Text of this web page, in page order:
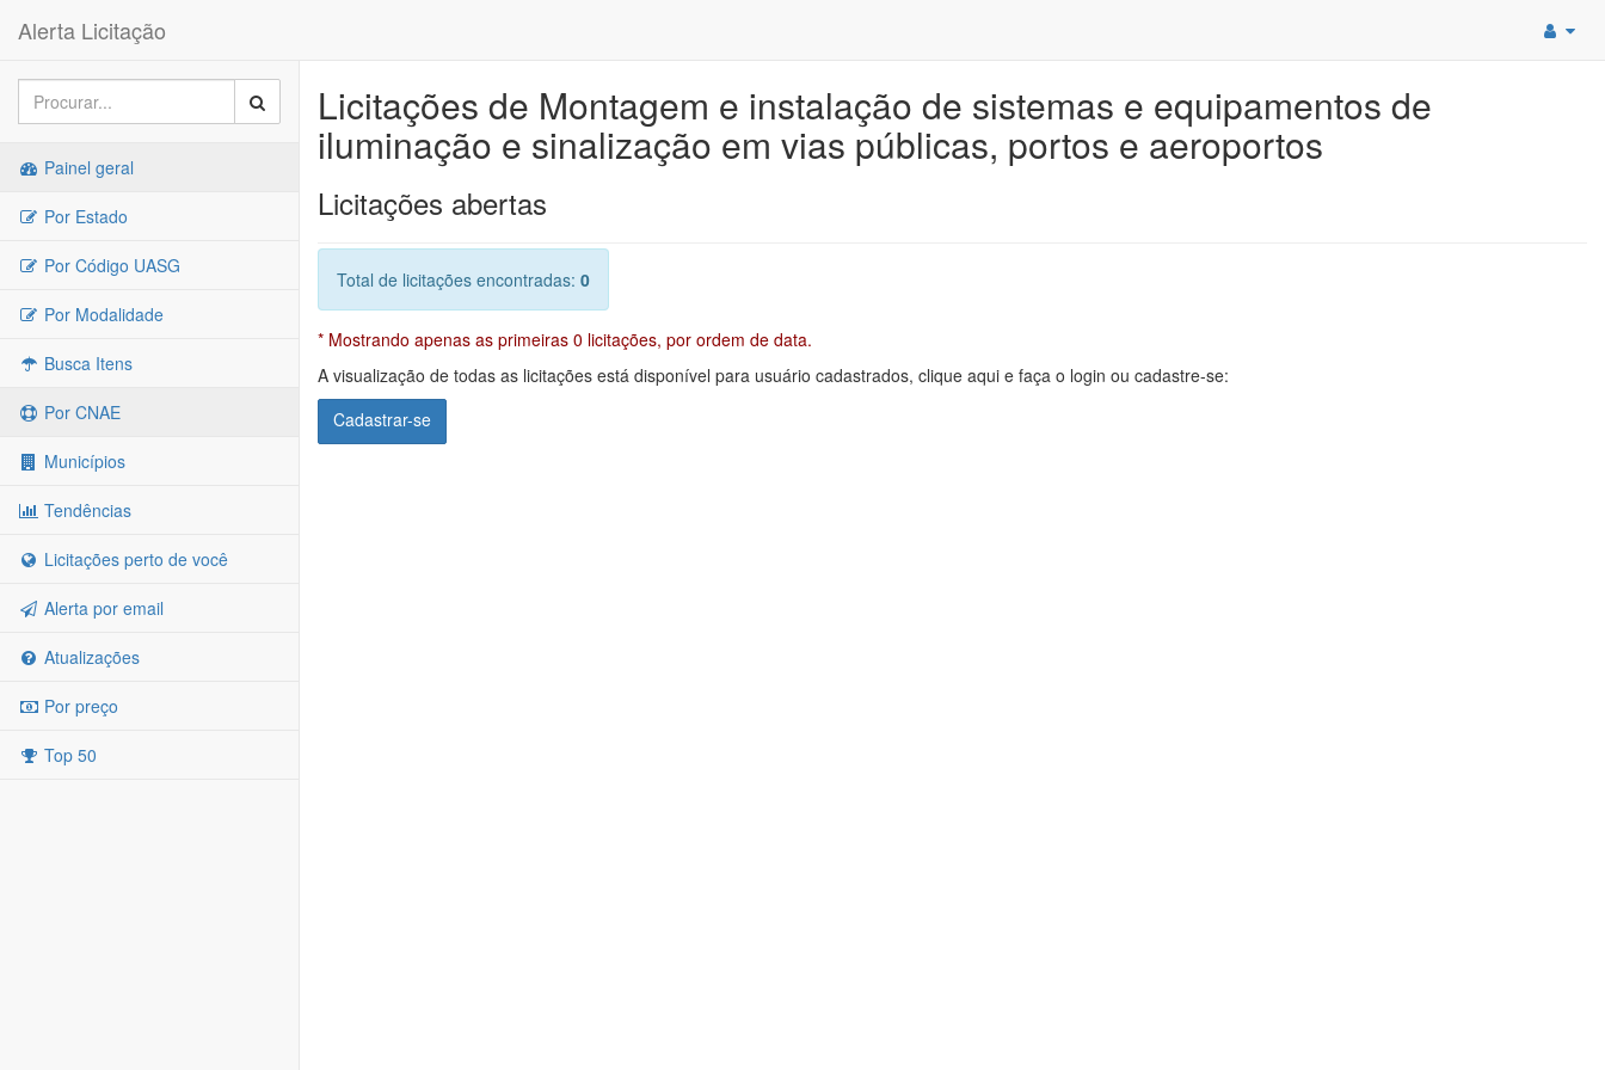
Alerta Licitação
Painel geral
Por Estado
Por Código UASG
Por Modalidade
Busca Itens
Por CNAE
Municípios
Tendências
Licitações perto de você
Alerta por email
Atualizações
Por preço
Top 50
Licitações de Montagem e instalação de sistemas e equipamentos de
iluminação e sinalização em vias públicas, portos e aeroportos
Licitações abertas
Total de licitações encontradas: 0
* Mostrando apenas as primeiras 0 licitações, por ordem de data.
A visualização de todas as licitações está disponível para usuário cadastrados, clique aqui e faça o login ou cadastre-se:
Cadastrar-se